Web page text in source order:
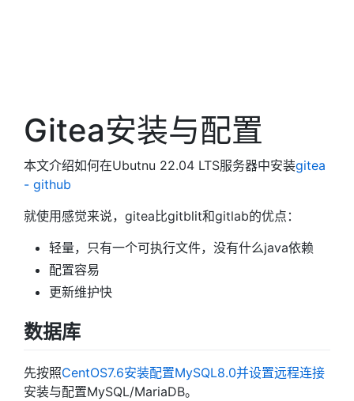
Gitea安装与配置
本文介绍如何在Ubutnu 22.04 LTS服务器中安装gitea
- github
就使用感觉来说，gitea比gitblit和gitlab的优点：
轻量，只有一个可执行文件，没有什么java依赖
配置容易
更新维护快
数据库
先按照CentOS7.6安装配置MySQL8.0并设置远程连接
安装与配置MySQL/MariaDB。